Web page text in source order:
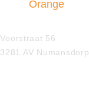
Orange
Voorstraat 56
3281 AV Numansdorp